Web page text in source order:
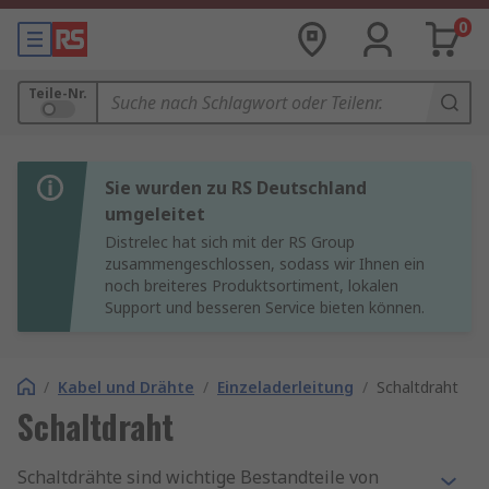
0
Teile-Nr.
Sie wurden zu RS Deutschland
umgeleitet
Distrelec hat sich mit der RS Group
zusammengeschlossen, sodass wir Ihnen ein
noch breiteres Produktsortiment, lokalen
Support und besseren Service bieten können.
/ Kabel und Drähte / Einzeladerleitung / Schaltdraht
Schaltdraht
Schaltdrähte sind wichtige Bestandteile von